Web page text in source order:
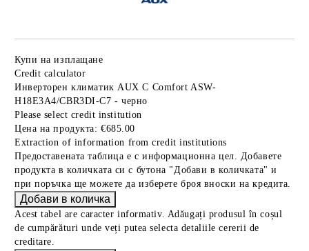
Купи на изплащане
Credit calculator
Инверторен климатик AUX C Comfort ASW-
H18E3A4/CBR3DI-C7 - черно
Please select credit institution
Цена на продукта: €685.00
Extraction of information from credit institutions
Предоставената таблица е с информационна цел. Добавете
продукта в количката си с бутона "Добави в количката" и
при поръчка ще можете да изберете броя вноски на кредита.
Acest tabel are caracter informativ. Adăugați produsul în coșul
de cumpărături unde veți putea selecta detaliile cererii de
creditare.